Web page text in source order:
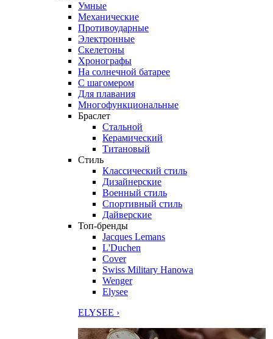
Умные
Механические
Противоударные
Электронные
Скелетоны
Хронографы
На солнечной батарее
С шагомером
Для плавания
Многофункциональные
Браслет
Стальной
Керамический
Титановый
Стиль
Классический стиль
Дизайнерские
Военный стиль
Спортивный стиль
Дайверские
Топ-бренды
Jacques Lemans
L'Duchen
Cover
Swiss Military Hanowa
Wenger
Elysee
ELYSEE ›